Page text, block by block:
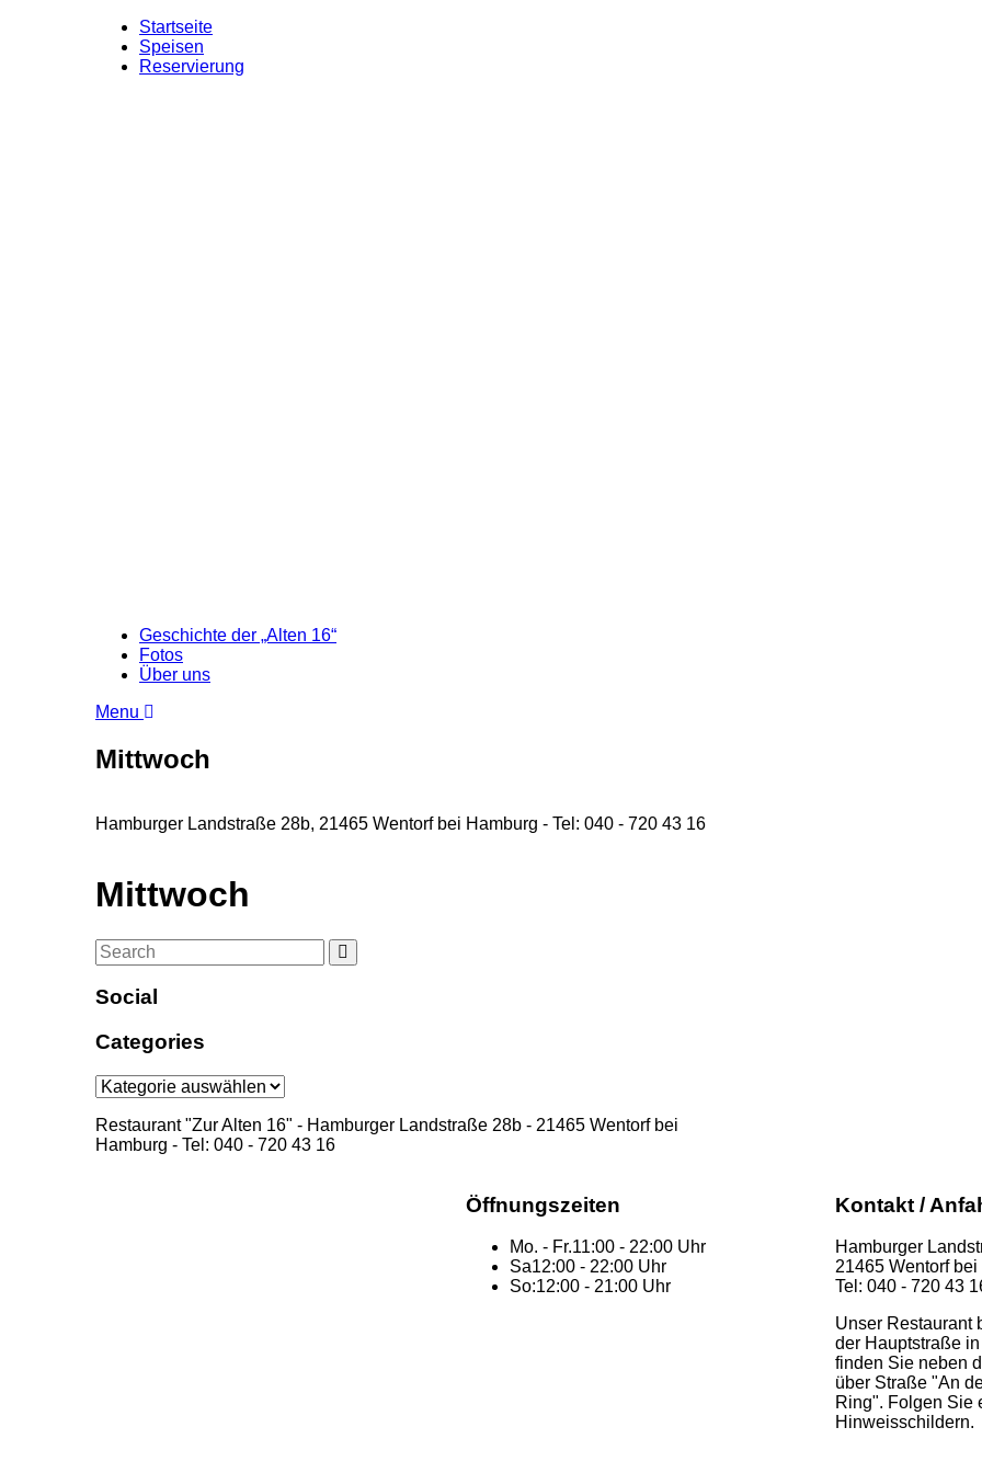
Startseite
Speisen
Reservierung
Geschichte der „Alten 16“
Fotos
Über uns
Menu
Mittwoch
Hamburger Landstraße 28b, 21465 Wentorf bei Hamburg - Tel: 040 - 720 43 16
Mittwoch
Search
for:
Social
Categories
Categories
Restaurant "Zur Alten 16" - Hamburger Landstraße 28b - 21465 Wentorf bei
Hamburg - Tel: 040 - 720 43 16
Öffnungszeiten
Mo. - Fr.11:00 - 22:00 Uhr
Sa12:00 - 22:00 Uhr
So:12:00 - 21:00 Uhr
Kontakt /
Hamburger
21465 Wentorf bei
Tel: 040 - 720 43
Unser Restaurant
der Hauptstraße
finden Sie neben
über Straße "An
Ring". Folgen Sie
Hinweisschildern.